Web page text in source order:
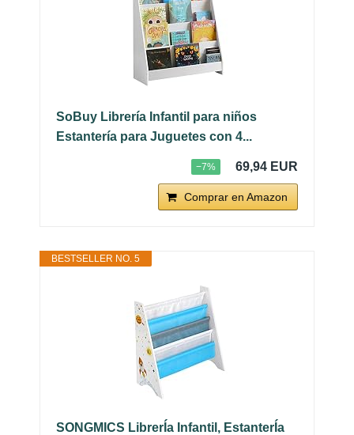
SoBuy Librería Infantil para niños
Estantería para Juguetes con 4...
−7% 69,94 EUR
Comprar en Amazon
BESTSELLER NO. 5
SONGMICS LibrerÍa Infantil, EstanterÍa